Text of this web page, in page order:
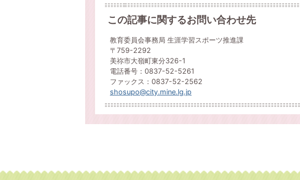
この記事に関するお問い合わせ先
教育委員会事務局 生涯学習スポーツ推進課
〒759-2292
美祢市大嶺町東分326-1
電話番号：0837-52-5261
ファックス：0837-52-2562
shosupo@city.mine.lg.jp